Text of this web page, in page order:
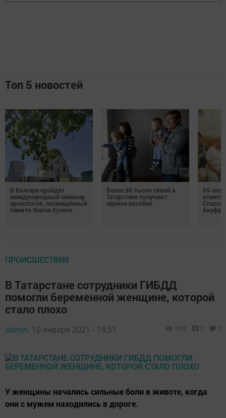
Топ 5 новостей
В Болгаре пройдёт
международный семинар
археологов, посвящённый
памяти Фаяза Хузина
Более 90 тысяч семей в
Татарстане получают
единое пособие
95-
ПРОИСШЕСТВИЯ
В Татарстане сотрудники ГИБДД
помогли беременной женщине, которой
стало плохо
admin, 10 января 2021 - 19:51 1352 0 0
У женщины начались сильные боли в животе, когда
они с мужем находились в дороге.